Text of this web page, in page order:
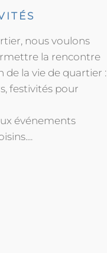
nous voulons
la rencontre
de la vie de quartier :
festivités pour
événements